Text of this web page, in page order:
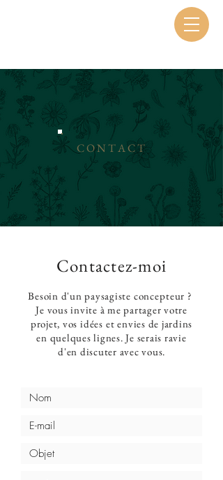
CONTACT
Contactez-moi
Besoin d'un paysagiste concepteur ?
Je vous invite à me partager votre
projet, vos idées et envies de jardins
en quelques lignes. Je serais ravie
d'en discuter avec vous.